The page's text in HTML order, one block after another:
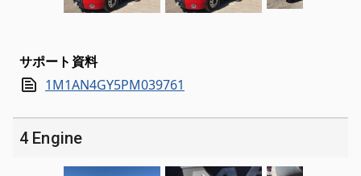
サポート資料
1M1AN4GY5PM039761
4 Engine